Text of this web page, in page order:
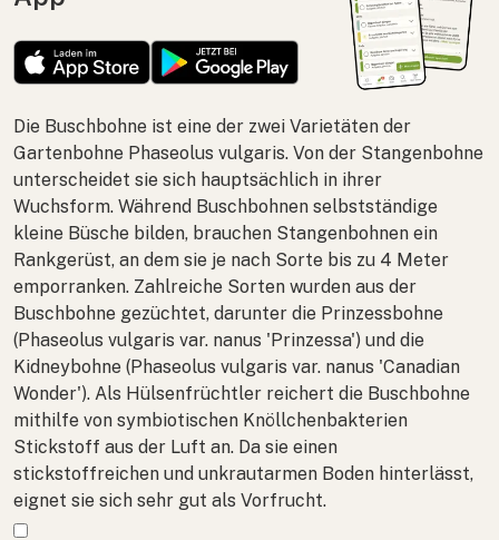
Die Buschbohne ist eine der zwei Varietäten der
Gartenbohne Phaseolus vulgaris. Von der Stangenbohne
unterscheidet sie sich hauptsächlich in ihrer
Wuchsform. Während Buschbohnen selbstständige
kleine Büsche bilden, brauchen Stangenbohnen ein
Rankgerüst, an dem sie je nach Sorte bis zu 4 Meter
emporranken. Zahlreiche Sorten wurden aus der
Buschbohne gezüchtet, darunter die Prinzessbohne
(Phaseolus vulgaris var. nanus 'Prinzessa') und die
Kidneybohne (Phaseolus vulgaris var. nanus 'Canadian
Wonder'). Als Hülsenfrüchtler reichert die Buschbohne
mithilfe von symbiotischen Knöllchenbakterien
Stickstoff aus der Luft an. Da sie einen
stickstoffreichen und unkrautarmen Boden hinterlässt,
eignet sie sich sehr gut als Vorfrucht.
Mehr anzeigen